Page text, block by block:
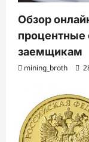
Обзор
процентные
заемщикам
mining_broth